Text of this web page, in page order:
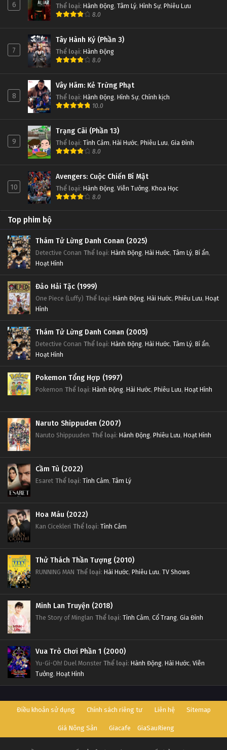
6 Thể loại: Hành Động, Tâm Lý, Hình Sự, Phiêu Lưu
8.0
7
Tây Hành Kỷ (Phần 3)
Thể loại: Hành Động
8.0
8
Vây Hãm: Kẻ Trừng Phạt
Thể loại: Hành Động, Hình Sự, Chính kịch
10.0
9
Trạng Cãi (Phần 13)
Thể loại: Tình Cảm, Hài Hước, Phiêu Lưu, Gia Đình
8.0
10
Avengers: Cuộc Chiến Bí Mật
Thể loại: Hành Động, Viễn Tưởng, Khoa Học
8.0
Top phim bộ
Thám Tử Lừng Danh Conan (2025)
Detective Conan Thể loại: Hành Động, Hài Hước, Tâm Lý, Bí ẩn,
Hoạt Hình
Đảo Hải Tặc (1999)
One Piece (Luffy) Thể loại: Hành Động, Hài Hước, Phiêu Lưu, Hoạt
Hình
Thám Tử Lừng Danh Conan (2005)
Detective Conan Thể loại: Hành Động, Hài Hước, Tâm Lý, Bí ẩn,
Hoạt Hình
Pokemon Tổng Hợp (1997)
Pokemon Thể loại: Hành Động, Hài Hước, Phiêu Lưu, Hoạt Hình
Naruto Shippuden (2007)
Naruto Shippuuden Thể loại: Hành Động, Phiêu Lưu, Hoạt Hình
Cầm Tù (2022)
Esaret Thể loại: Tình Cảm, Tâm Lý
Hoa Máu (2022)
Kan Cicekleri Thể loại: Tình Cảm
Thử Thách Thần Tượng (2010)
RUNNING MAN Thể loại: Hài Hước, Phiêu Lưu, TV Shows
Minh Lan Truyện (2018)
The Story of Minglan Thể loại: Tình Cảm, Cổ Trang, Gia Đình
Vua Trò Chơi Phần 1 (2000)
Yu-Gi-Oh! Duel Monster Thể loại: Hành Động, Hài Hước, Viễn
Tưởng, Hoạt Hình
Điều khoản sử dụng Chính sách riêng tư Liên hệ Sitemap
Giá Nông Sản Giacafe GiaSauRieng